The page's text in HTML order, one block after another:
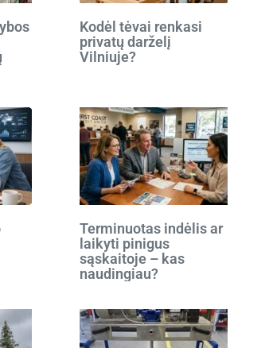
Kodėl tėvai renkasi
privatų darželį
Vilniuje?
Terminuotas indėlis ar
laikyti pinigus
sąskaitoje – kas
naudingiau?